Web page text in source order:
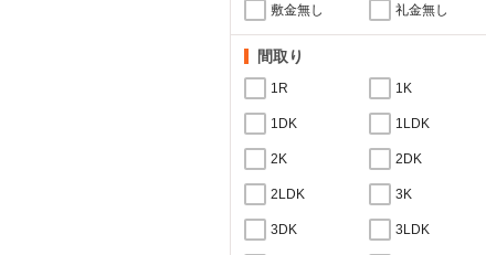
敷金無し 礼金無し
間取り
1R 1K
1DK 1LDK
2K 2DK
2LDK 3K
3DK 3LDK